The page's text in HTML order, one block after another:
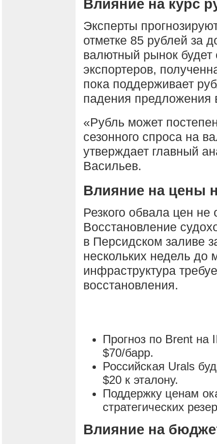
Влияние на курс
Эксперты
отметке 85 рублей за
валютный рынок
экспортеров,
пока поддерживает
падения предложения
«Рубль может
сезонного спроса на
утверждает главный
Васильев.
Влияние на цены
Резкого обвала цен не
Восстановление
в Персидском заливе
нескольких недель до
инфраструктура
восстановления.
Прогноз по Brent на
$70/барр.
Российская Urals
$20 к эталону.
Поддержку ценам
стратегических
Влияние на